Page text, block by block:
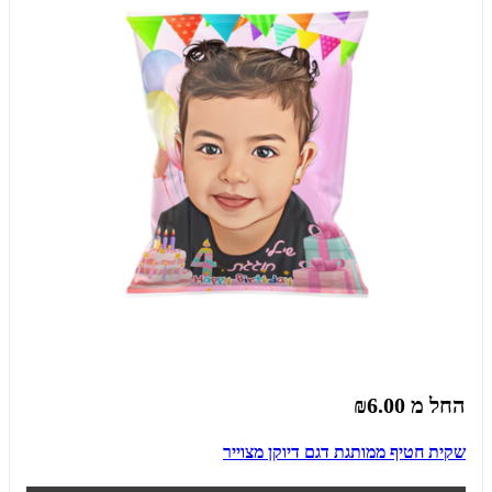
החל מ ₪6.00
שקית חטיף ממותגת דגם דיוקן מצוייר